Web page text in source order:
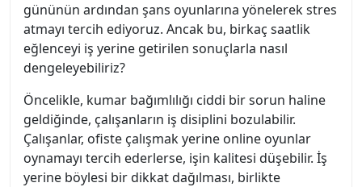
gününün ardından şans oyunlarına yönelerek stres
atmayı tercih ediyoruz. Ancak bu, birkaç saatlik
eğlenceyi iş yerine getirilen sonuçlarla nasıl
dengeleyebiliriz?
Öncelikle, kumar bağımlılığı ciddi bir sorun haline
geldiğinde, çalışanların iş disiplini bozulabilir.
Çalışanlar, ofiste çalışmak yerine online oyunlar
oynamayı tercih ederlerse, işin kalitesi düşebilir. İş
yerine böylesi bir dikkat dağılması, birlikte